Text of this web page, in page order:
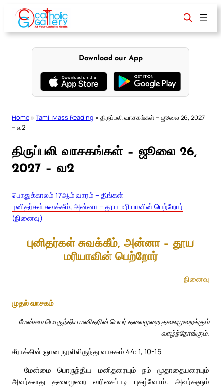
content
Download our App
Home » Tamil Mass Reading » திருப்பலி வாசகங்கள் – ஜூலை 26, 2027
– வ2
திருப்பலி வாசகங்கள் – ஜூலை 26,
2027 – வ2
பொதுக்காலம் 17ஆம் வாரம் – திங்கள்
புனிதர்கள் சுவக்கீம், அன்னா – தூய மரியாவின் பெற்றோர்
(நினைவு)
புனிதர்கள் சுவக்கீம், அன்னா – தூய
மரியாவின் பெற்றோர்
நினைவு
முதல் வாசகம்
மேன்மை பொருந்திய மனிதரின் பெயர் தலைமுறை தலைமுறைக்கும்
வாழ்ந்தோங்கும்.
சீராக்கின் ஞான நூலிலிருந்து வாசகம் 44: 1, 10-15
மேன்மை பொருந்திய மனிதரையும் நம் மூதாதையரையும்
அவர்களது தலைமுறை வரிசைப்படி புகழ்வோம். அவர்களும்